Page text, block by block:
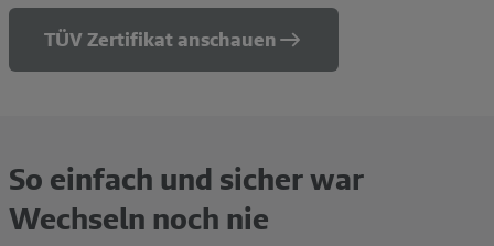
TÜV Zertifikat anschauen
So einfach und sicher war
Wechseln noch nie